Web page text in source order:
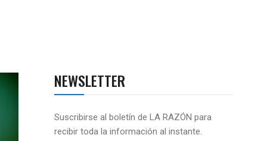
NEWSLETTER
Suscribirse al boletín de LA RAZÓN para
recibir toda la información al instante.